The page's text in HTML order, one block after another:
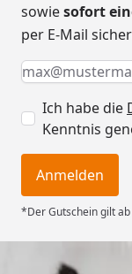
sowiesofort
per E-Mail
Keine Eingabe
Eingabe
E-Mail *
Ich habe die
Kenntnis
Anmelden
*Der Gutschein gilt